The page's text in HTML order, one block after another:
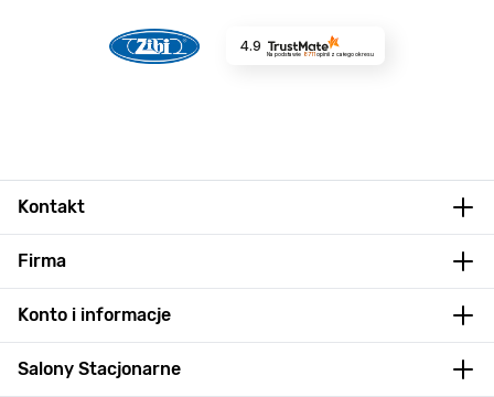
4.9
Na podstawie 8711opinii z całego okresu
Kontakt
Firma
Konto i informacje
Salony Stacjonarne